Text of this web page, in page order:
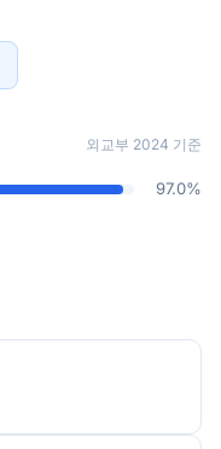
외교부 2024 기준
97.0%